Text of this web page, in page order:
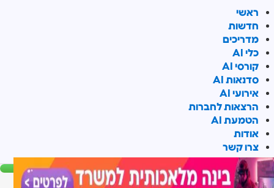
ראשי
חדשות
מדריכים
כלי AI
קורסי AI
סדנאות AI
אירועי AI
הרצאות לחברות
הטמעת AI
אודות
צרו קשר